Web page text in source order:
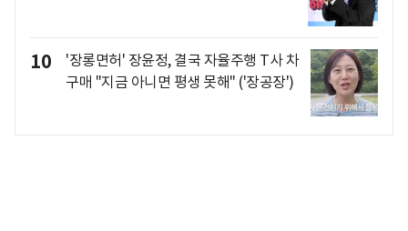
10
'장롱면허' 장윤정, 결국 자율주행 T사 차
구매 "지금 아니면 평생 못해" ('장공장')